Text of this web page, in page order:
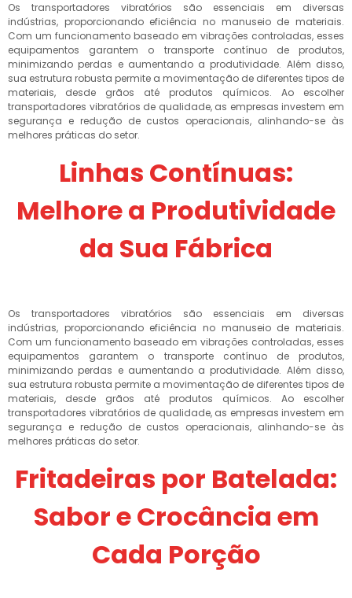
Os transportadores vibratórios são essenciais em diversas
indústrias, proporcionando eficiência no manuseio de materiais.
Com um funcionamento baseado em vibrações controladas, esses
equipamentos garantem o transporte contínuo de produtos,
minimizando perdas e aumentando a produtividade. Além disso,
sua estrutura robusta permite a movimentação de diferentes tipos de
materiais, desde grãos até produtos químicos. Ao escolher
transportadores vibratórios de qualidade, as empresas investem em
segurança e redução de custos operacionais, alinhando-se às
melhores práticas do setor.
Linhas Contínuas:
Melhore a Produtividade
da Sua Fábrica
Os transportadores vibratórios são essenciais em diversas
indústrias, proporcionando eficiência no manuseio de materiais.
Com um funcionamento baseado em vibrações controladas, esses
equipamentos garantem o transporte contínuo de produtos,
minimizando perdas e aumentando a produtividade. Além disso,
sua estrutura robusta permite a movimentação de diferentes tipos de
materiais, desde grãos até produtos químicos. Ao escolher
transportadores vibratórios de qualidade, as empresas investem em
segurança e redução de custos operacionais, alinhando-se às
melhores práticas do setor.
Fritadeiras por Batelada:
Sabor e Crocância em
Cada Porção